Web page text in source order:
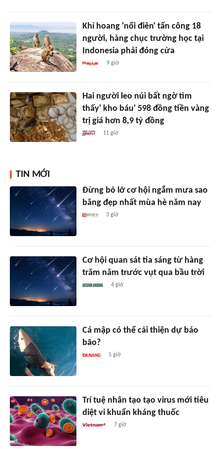
Khỉ hoang 'nổi điên' tấn công 18
người, hàng chục trường học tại
Indonesia phải đóng cửa
9 giờ
Hai người leo núi bất ngờ tìm
thấy' kho báu' 598 đồng tiền vàng
trị giá hơn 8,9 tỷ đồng
11 giờ
TIN MỚI
Đừng bỏ lỡ cơ hội ngắm mưa sao
băng đẹp nhất mùa hè năm nay
3 giờ
Cơ hội quan sát tia sáng từ hàng
trăm năm trước vụt qua bầu trời
4 giờ
Cá mập có thể cải thiện dự báo
bão?
5 giờ
Trí tuệ nhân tạo tạo virus mới tiêu
diệt vi khuẩn kháng thuốc
7 giờ